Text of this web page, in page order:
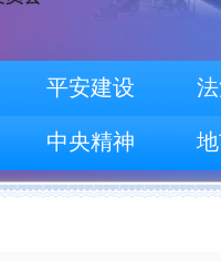
平安建设
中央精神